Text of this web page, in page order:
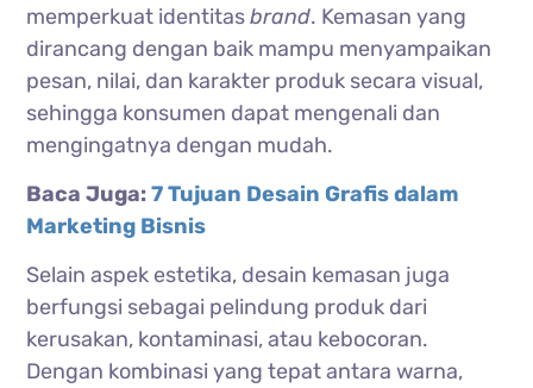
memperkuat identitasbrand. Kemasan yang
dirancang dengan baik mampu menyampaikan
pesan, nilai, dan karakter produk secara visual,
sehingga konsumen dapat mengenali dan
mengingatnya dengan mudah.
Baca Juga: 7 Tujuan Desain Grafis dalam
Marketing Bisnis
Selain aspek estetika, desain kemasan juga
berfungsi sebagai pelindung produk dari
kerusakan, kontaminasi, atau kebocoran.
Dengan kombinasi yang tepat antara warna,